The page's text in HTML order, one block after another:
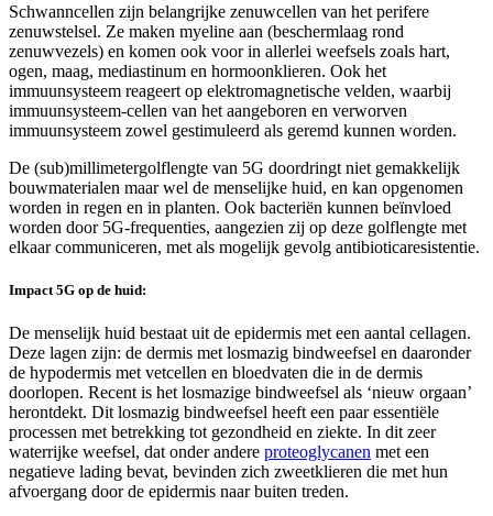
Schwanncellen zijn belangrijke zenuwcellen van het perifere
zenuwstelsel. Ze maken myeline aan (beschermlaag rond
zenuwvezels) en komen ook voor in allerlei weefsels zoals hart,
ogen, maag, mediastinum en hormoonklieren. Ook het
immuunsysteem reageert op elektromagnetische velden, waarbij
immuunsysteem-cellen van het aangeboren en verworven
immuunsysteem zowel gestimuleerd als geremd kunnen worden.
De (sub)millimetergolflengte van 5G doordringt niet gemakkelijk
bouwmaterialen maar wel de menselijke huid, en kan opgenomen
worden in regen en in planten. Ook bacteriën kunnen beïnvloed
worden door 5G-frequenties, aangezien zij op deze golflengte met
elkaar communiceren, met als mogelijk gevolg antibioticaresistentie.
Impact 5G op de huid:
De menselijk huid bestaat uit de epidermis met een aantal cellagen.
Deze lagen zijn: de dermis met losmazig bindweefsel en daaronder
de hypodermis met vetcellen en bloedvaten die in de dermis
doorlopen. Recent is het losmazige bindweefsel als ‘nieuw orgaan’
herontdekt. Dit losmazig bindweefsel heeft een paar essentiële
processen met betrekking tot gezondheid en ziekte. In dit zeer
waterrijke weefsel, dat onder andere proteoglycanen met een
negatieve lading bevat, bevinden zich zweetklieren die met hun
afvoergang door de epidermis naar buiten treden.